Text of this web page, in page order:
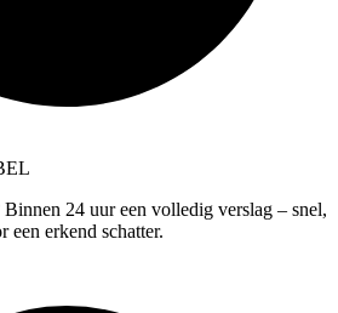
Binnen 24 uur een volledig verslag – snel,
een erkend schatter.